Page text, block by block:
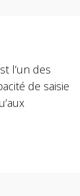
l’un des
de saisie